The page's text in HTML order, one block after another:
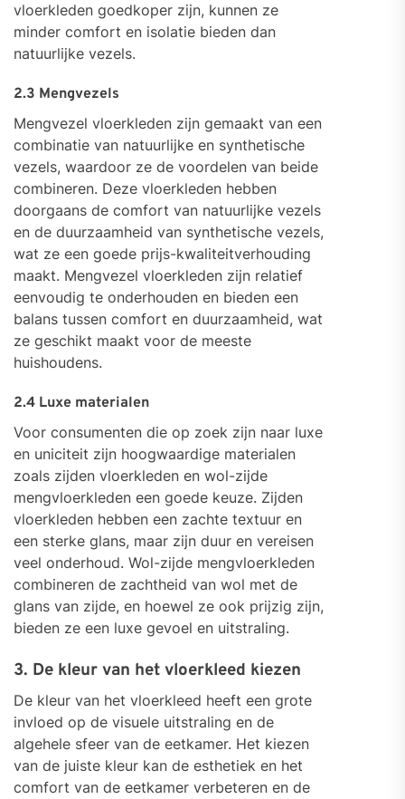
vloerkleden goedkoper zijn, kunnen ze
minder comfort en isolatie bieden dan
natuurlijke vezels.
2.3 Mengvezels
Mengvezel vloerkleden zijn gemaakt van een
combinatie van natuurlijke en synthetische
vezels, waardoor ze de voordelen van beide
combineren. Deze vloerkleden hebben
doorgaans de comfort van natuurlijke vezels
en de duurzaamheid van synthetische vezels,
wat ze een goede prijs-kwaliteitverhouding
maakt. Mengvezel vloerkleden zijn relatief
eenvoudig te onderhouden en bieden een
balans tussen comfort en duurzaamheid, wat
ze geschikt maakt voor de meeste
huishoudens.
2.4 Luxe materialen
Voor consumenten die op zoek zijn naar luxe
en uniciteit zijn hoogwaardige materialen
zoals zijden vloerkleden en wol-zijde
mengvloerkleden een goede keuze. Zijden
vloerkleden hebben een zachte textuur en
een sterke glans, maar zijn duur en vereisen
veel onderhoud. Wol-zijde mengvloerkleden
combineren de zachtheid van wol met de
glans van zijde, en hoewel ze ook prijzig zijn,
bieden ze een luxe gevoel en uitstraling.
3. De kleur van het vloerkleed kiezen
De kleur van het vloerkleed heeft een grote
invloed op de visuele uitstraling en de
algehele sfeer van de eetkamer. Het kiezen
van de juiste kleur kan de esthetiek en het
comfort van de eetkamer verbeteren en de